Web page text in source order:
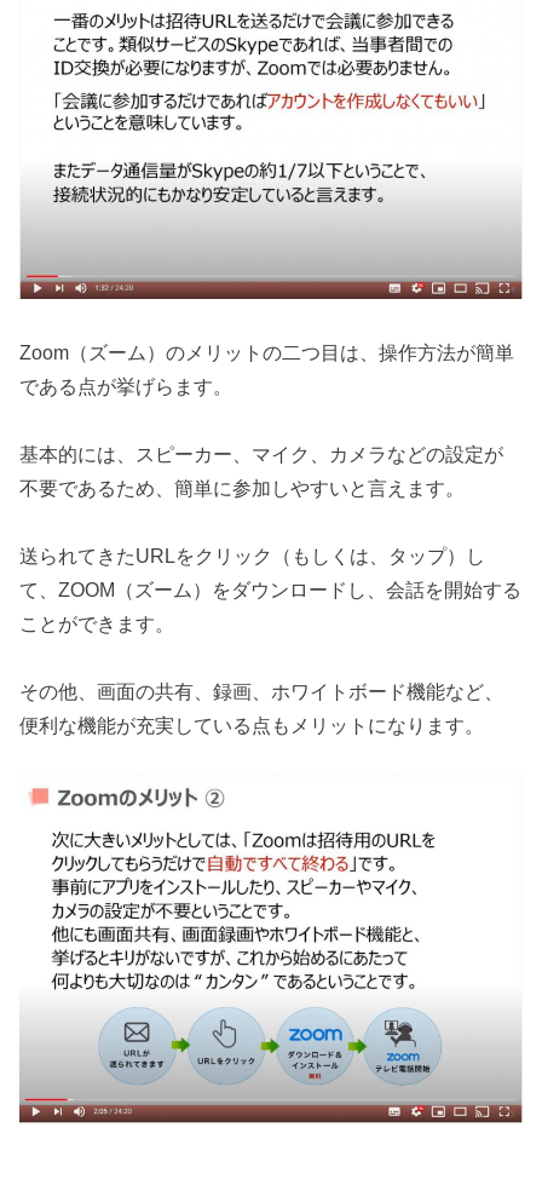
Zoom（ズーム）のメリットの二つ目は、操作方法が簡単
である点が挙げらます。
基本的には、スピーカー、マイク、カメラなどの設定が
不要であるため、簡単に参加しやすいと言えます。
送られてきたURLをクリック（もしくは、タップ）し
て、ZOOM（ズーム）をダウンロードし、会話を開始する
ことができます。
その他、画面の共有、録画、ホワイトボード機能など、
便利な機能が充実している点もメリットになります。